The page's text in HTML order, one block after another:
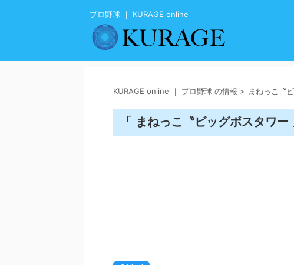
プロ野球 ｜ KURAGE online
KURAGE online ｜ プロ野球 の情報 > まねっこ〝
「 まねっこ〝ビッグボスタワー